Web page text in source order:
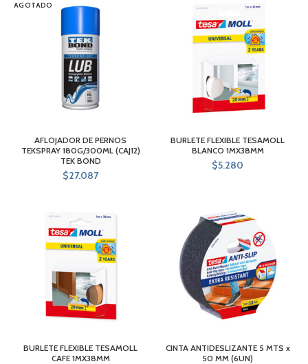
AGOTADO
AFLOJADOR DE PERNOS
TEKSPRAY 180G/300ML (CAJ12)
TEK BOND
$27.087
BURLETE FLEXIBLE TESAMOLL
BLANCO 1MX38MM
$5.280
BURLETE FLEXIBLE TESAMOLL
CAFE 1MX38MM
CINTA ANTIDESLIZANTE 5 MTS x
50 MM (6UN)